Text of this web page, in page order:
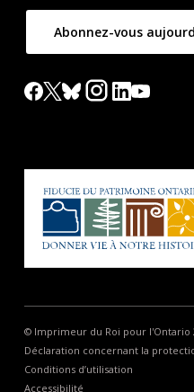
Abonnez-vous
© Imprimeur du Roi pour l'Ontario
Déclaration concernant la
Conditions d’utilisation
Accessibilité